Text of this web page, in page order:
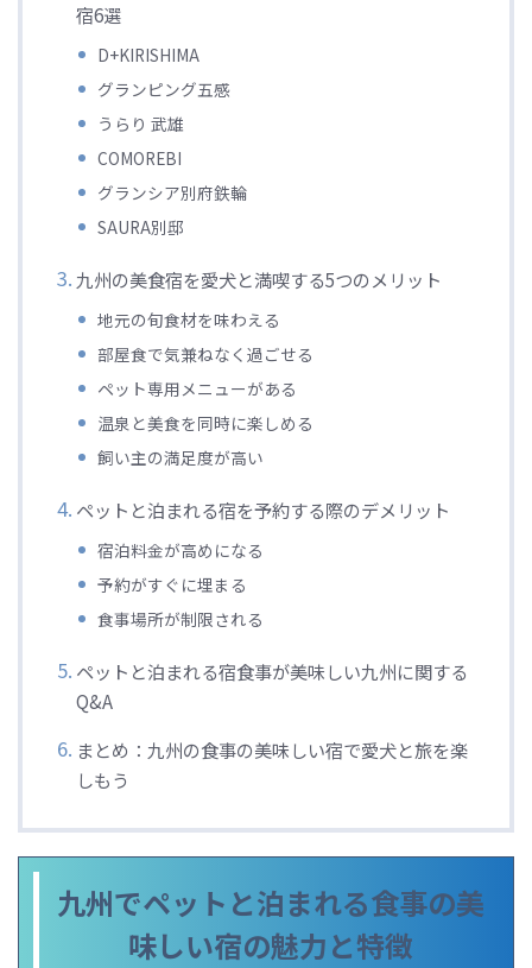
宿6選
D+KIRISHIMA
グランピング五感
うらり 武雄
COMOREBI
グランシア別府鉄輪
SAURA別邸
九州の美食宿を愛犬と満喫する5つのメリット
地元の旬食材を味わえる
部屋食で気兼ねなく過ごせる
ペット専用メニューがある
温泉と美食を同時に楽しめる
飼い主の満足度が高い
ペットと泊まれる宿を予約する際のデメリット
宿泊料金が高めになる
予約がすぐに埋まる
食事場所が制限される
ペットと泊まれる宿食事が美味しい九州に関する
Q&A
まとめ：九州の食事の美味しい宿で愛犬と旅を楽
しもう
九州でペットと泊まれる食事の美
味しい宿の魅力と特徴